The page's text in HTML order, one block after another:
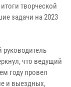
творческой
задачи на 2023
что ведущий
году провел
и выездных,